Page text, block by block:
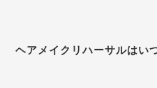
ヘアメイクリハーサルはい